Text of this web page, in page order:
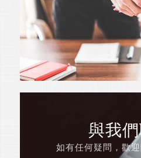
與我
如有任何疑問，歡